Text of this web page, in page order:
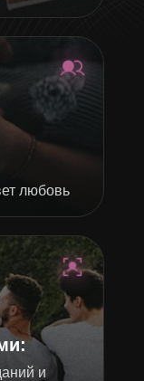
и
любовь